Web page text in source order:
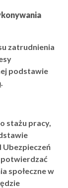
zatrudnienia
podstawie
stażu pracy,
Ubezpieczeń
potwierdzać
społeczne w